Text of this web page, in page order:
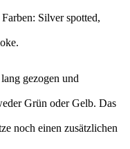
Silver spotted,
gezogen und
Grün oder Gelb. Das
noch einen zusätzlichen